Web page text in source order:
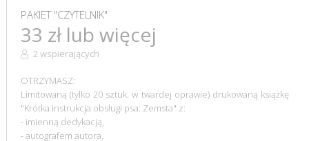
PAKIET "CZYTELNIK"
33 zł lub więcej
2 wspierających
OTRZYMASZ:
Limitowaną (tylko 20 sztuk. w twardej oprawie) drukowaną książkę
"Krótka instrukcja obsługi psa: Zemsta" z:
- imienną dedykacją,
- autografem autora,